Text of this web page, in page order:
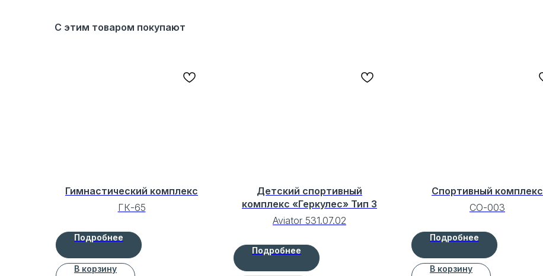
С этим товаром покупают
Гимнастический комплекс
ГК-65
Подробнее
В корзину
Детский спортивный
комплекс «Геркулес» Тип 3
Aviator 531.07.02
Подробнее
Спортивный комплекс
СО-003
Подробнее
В корзину